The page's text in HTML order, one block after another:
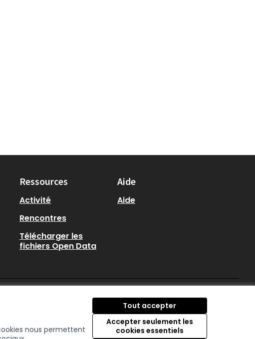
nous permettent
Tout accepter
Accepter seulement les
cookies essentiels
Ressources
Activité
Rencontres
Télécharger les
fichiers Open Data
Aide
Aide
(Nouvelle fenêtre)
(Nouvelle fenêtre)
(Nouvelle fenêtre)